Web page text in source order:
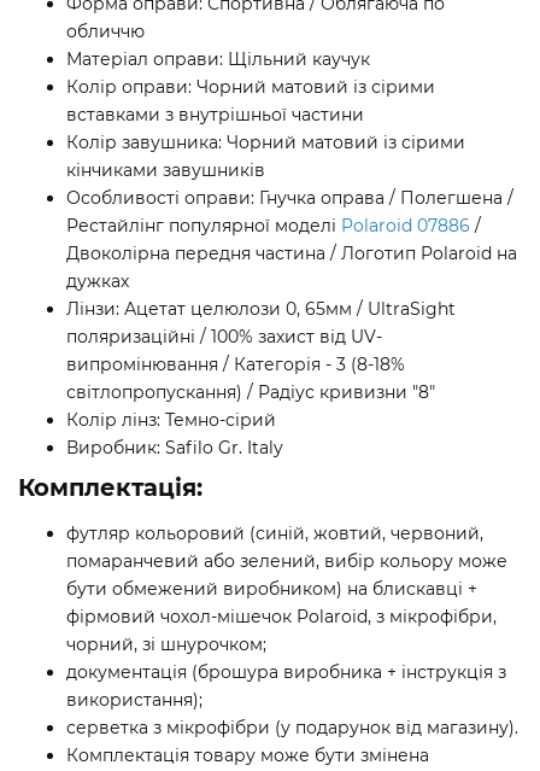
обличчю
Матеріал оправи: Щільний каучук
Колір оправи: Чорний матовий із сірими
вставками з внутрішньої частини
Колір завушника: Чорний матовий із сірими
кінчиками завушників
Особливості оправи: Гнучка оправа / Полегшена /
Рестайлінг популярної моделі Polaroid 07886 /
Двоколірна передня частина / Логотип Polaroid на
дужках
Лінзи: Ацетат целюлози 0, 65мм / UltraSight
поляризаційні / 100% захист від UV-
випромінювання / Категорія - 3 (8-18%
світлопропускання) / Радіус кривизни "8"
Колір лінз: Темно-сірий
Виробник: Safilo Gr. Italy
Комплектація:
футляр кольоровий (синій, жовтий, червоний,
помаранчевий або зелений, вибір кольору може
бути обмежений виробником) на блискавці +
фірмовий чохол-мішечок Polaroid, з мікрофібри,
чорний, зі шнурочком;
документація (брошура виробника + інструкція з
використання);
серветка з мікрофібри (у подарунок від магазину).
Комплектація товару може бути змінена